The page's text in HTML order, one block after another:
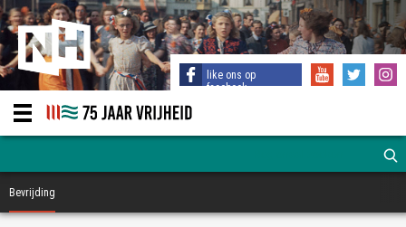
like ons op
facebook
Bevrijding